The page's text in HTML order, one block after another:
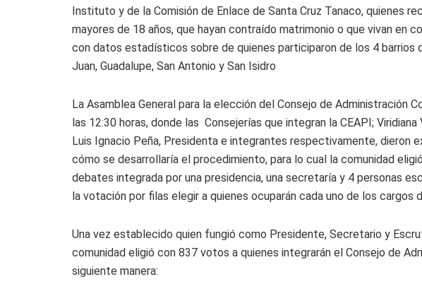
Instituto y de la Comisión de Enlace de Santa Cruz Tanaco, quienes
mayores de 18 años, que hayan contraído matrimonio o que vivan en
con datos estadísticos sobre de quienes participaron de los 4 barrios
Juan, Guadalupe, San Antonio y San Isidro
La Asamblea General para la elección del Consejo de Administración
las 12:30 horas, donde las Consejerías que integran la CEAPI;
Luis Ignacio Peña, Presidenta e integrantes respectivamente, dieron
cómo se desarrollaría el procedimiento, para lo cual la comunidad
debates integrada por una presidencia, una secretaría y 4 personas
la votación por filas elegir a quienes ocuparán cada uno de los cargos
Una vez establecido quien fungió como Presidente, Secretario y
comunidad eligió con 837 votos a quienes integrarán el Consejo de
siguiente manera: